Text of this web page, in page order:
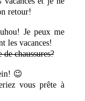
retour!
Je peux me
les vacances!
chaussures?
😉
vous prête à